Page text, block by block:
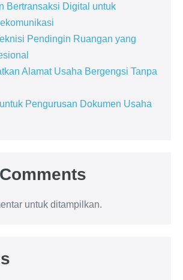
Bertransaksi Digital untuk
Pendingin Ruangan yang
Alamat Usaha Bergengsi Tanpa
Pengurusan Dokumen Usaha
untuk ditampilkan.